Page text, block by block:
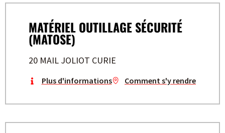
MATÉRIEL OUTILLAGE SÉCURITÉ
(MATOSE)
20 MAIL JOLIOT CURIE
Plus d'informations Comment s'y rendre